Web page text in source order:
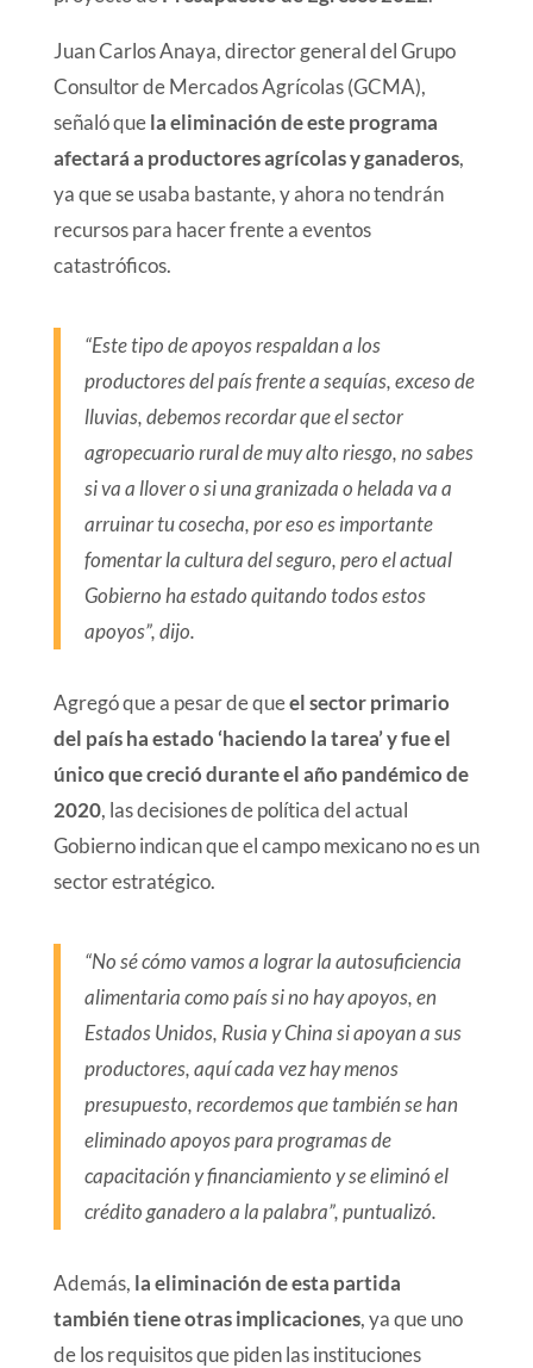
Juan Carlos Anaya, director general del Grupo
Consultor de Mercados Agrícolas (GCMA),
señaló quela eliminación de este programa
afectará a productores agrícolas y ganaderos,
ya que se usaba bastante, y ahora no tendrán
recursos para hacer frente a eventos
catastróficos.
“Este tipo de apoyos respaldan a los
productores del país frente a sequías, exceso de
lluvias, debemos recordar que el sector
agropecuario rural de muy alto riesgo, no sabes
si va a llover o si una granizada o helada va a
arruinar tu cosecha, por eso es importante
fomentar la cultura del seguro, pero el actual
Gobierno ha estado quitando todos estos
apoyos”, dijo.
Agregó que a pesar de queel sector primario
del país ha estado ‘haciendo la tarea’ y fue el
único que creció durante el año pandémico de
2020, las decisiones de política del actual
Gobierno indican que el campo mexicano no es un
sector estratégico.
“No sé cómo vamos a lograr la autosuficiencia
alimentaria como país si no hay apoyos, en
Estados Unidos, Rusia y China si apoyan a sus
productores, aquí cada vez hay menos
presupuesto, recordemos que también se han
eliminado apoyos para programas de
capacitación y financiamiento y se eliminó el
crédito ganadero a la palabra”, puntualizó.
Además, la eliminación de esta partida
también tiene otras implicaciones, ya que uno
de los requisitos que piden las instituciones